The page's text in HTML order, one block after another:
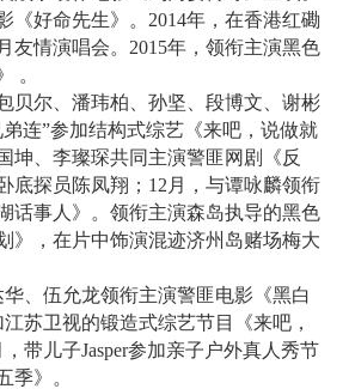
《好命先生》。2014年，在香港红磡
友情演唱会。2015年，领衔主演黑色
。
贝尔、潘玮柏、孙坚、段博文、谢彬
连”参加结构式综艺《来吧，说做就
坤、李璨琛共同主演警匪网剧《反
底探员陈凤翔；12月，与谭咏麟领衔
话事人》。领衔主演森岛执导的黑色
》，在片中饰演混迹济州岛赌场梅大
华、伍允龙领衔主演警匪电影《黑白
苏卫视的锻造式综艺节目《来吧，
带儿子Jasper参加亲子户外真人秀节
季》。